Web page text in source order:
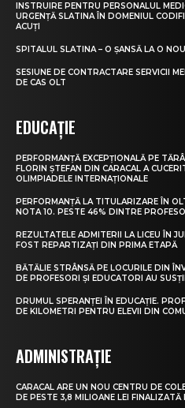
INSTRUIRE PENTRU PERSONALUL
URGENȚĂ SLATINA ÎN DOMENIUL
ACUȚI
SPITALUL SLATINA – O ȘANSĂ LA O
SESIUNE DE CONTRACTARE SERVICII
DE CAS OLT
EDUCAȚIE
PERFORMANȚĂ EXCEPȚIONALĂ PE
FLORIN ȘTEFAN DIN CARACAL A
OLIMPIADELE INTERNAȚIONALE
PERFORMANȚĂ LA TITULARIZARE ÎN
NOTA 10. PESTE 46% DINTRE
REZULTATELE ADMITERII LA LICEU ÎN
FOST REPARTIZAȚI DIN PRIMA ETAPĂ
BĂTĂLIE STRÂNSĂ PE LOCURILE DIN
DE PROFESORI ȘI EDUCATORI AU
DRUMUL SPERANȚEI ÎN EDUCAȚIE.
DE KILOMETRI PENTRU ELEVII DIN
ADMINISTRAȚIE
CARACAL ARE UN NOU CENTRU DE
DE PESTE 3,8 MILIOANE LEI FINALIZATĂ